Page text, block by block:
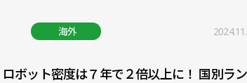
海外
ロボット密度は７年で２倍以上に！ 国別ラン